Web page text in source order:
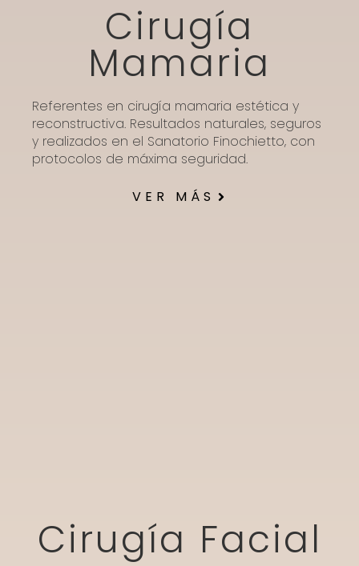
Cirugía
Mamaria
Referentes en cirugía mamaria estética y
reconstructiva. Resultados naturales, seguros
y realizados en el Sanatorio Finochietto, con
protocolos de máxima seguridad.
VER MÁS
Cirugía Facial